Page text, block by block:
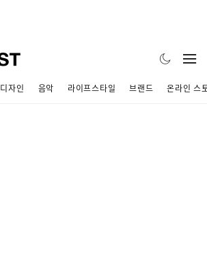
디자인 음악 라이프스타일 브랜드 온라인 스